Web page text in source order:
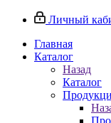
Личный
Главная
Каталог
Назад
Каталог